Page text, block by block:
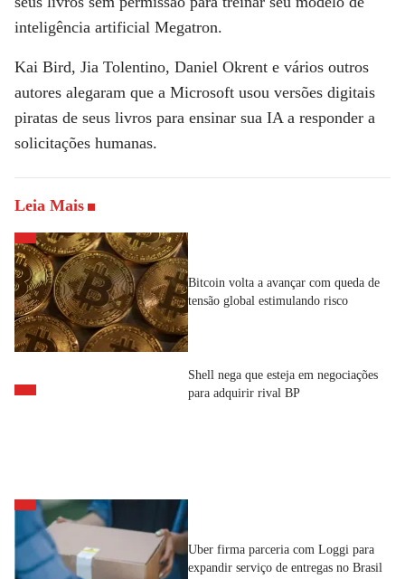
inteligência artificial Megatron.
Kai Bird, Jia Tolentino, Daniel Okrent e vários outros
autores alegaram que a Microsoft usou versões digitais
piratas de seus livros para ensinar sua IA a responder a
solicitações humanas.
Leia Mais
Bitcoin volta a avançar com queda de
tensão global estimulando risco
Shell nega que esteja em negociações
para adquirir rival BP
Uber firma parceria com Loggi para
expandir serviço de entregas no Brasil